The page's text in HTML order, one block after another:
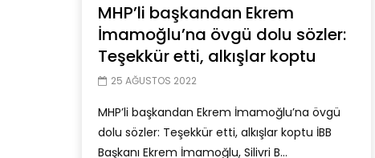
MHP’li başkandan Ekrem
İmamoğlu’na övgü dolu sözler:
Teşekkür etti, alkışlar koptu
25 AĞUSTOS 2022
MHP’li başkandan Ekrem İmamoğlu’na övgü
dolu sözler: Teşekkür etti, alkışlar koptu İBB
Başkanı Ekrem İmamoğlu, Silivri B...